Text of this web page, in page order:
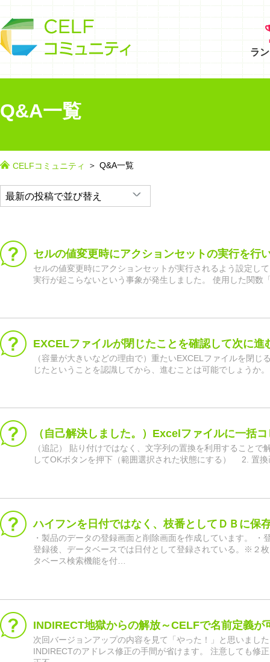
ラ
Q&A一覧
CELFコミュニティ Q&A一覧
セルの値変更時にアクションセットの実行を行
セルの値変更時にアクションセットが実行されるよう設定し
実行が起こらないという事象が発生しました。 使用した関
EXCELファイルが閉じたことを確認して次に進
（容量が大きいなどの理由で）重たいEXCELファイルを閉
じたということを認識してから、進むことは可能でしょうか
（自己解決しました。）Excelファイルに一括
（追記） 貼り付けではなく、文字列の置換を利用すること
してOKボタンを押下（範囲選択された状態にする） 2. 置
ハイフンを日付ではなく、枝番としてＤＢに保
・製品のデータの登録画面と削除画面を作成しています。
登録後、データベースでは日付として登録されている。※２
タベース検索機能を付…
INDIRECT地獄からの解放～CELFで名前定義が
次回バージョンアップの内容を見て「やった！」と思いまし
INDIRECTのアドレス修正の手間が省けます。 注意しても修